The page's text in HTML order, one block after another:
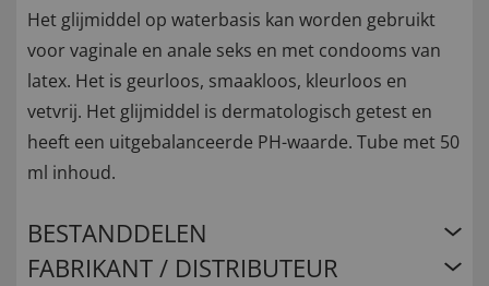
Het glijmiddel op waterbasis kan worden gebruikt
voor vaginale en anale seks en met condooms van
latex. Het is geurloos, smaakloos, kleurloos en
vetvrij. Het glijmiddel is dermatologisch getest en
heeft een uitgebalanceerde PH-waarde. Tube met 50
ml inhoud.
BESTANDDELEN
FABRIKANT / DISTRIBUTEUR